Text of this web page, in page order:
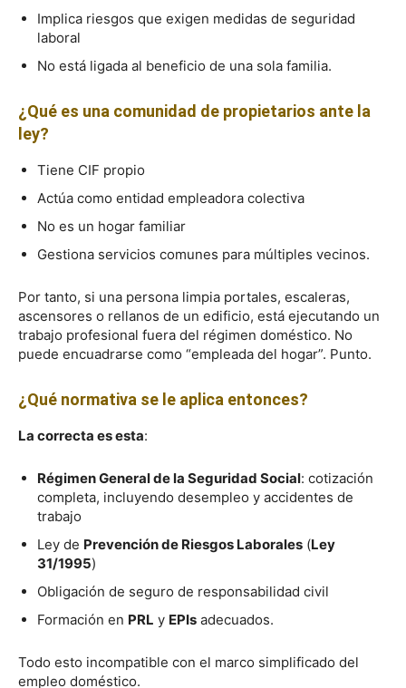
Implica riesgos que exigen medidas de seguridad
laboral
No está ligada al beneficio de una sola familia.
¿Qué es una comunidad de propietarios ante la
ley?
Tiene CIF propio
Actúa como entidad empleadora colectiva
No es un hogar familiar
Gestiona servicios comunes para múltiples vecinos.
Por tanto, si una persona limpia portales, escaleras,
ascensores o rellanos de un edificio, está ejecutando un
trabajo profesional fuera del régimen doméstico. No
puede encuadrarse como “empleada del hogar”. Punto.
¿Qué normativa se le aplica entonces?
La correcta es esta:
Régimen General de la Seguridad Social: cotización
completa, incluyendo desempleo y accidentes de
trabajo
Ley de Prevención de Riesgos Laborales (Ley
31/1995)
Obligación de seguro de responsabilidad civil
Formación en PRL y EPIs adecuados.
Todo esto incompatible con el marco simplificado del
empleo doméstico.